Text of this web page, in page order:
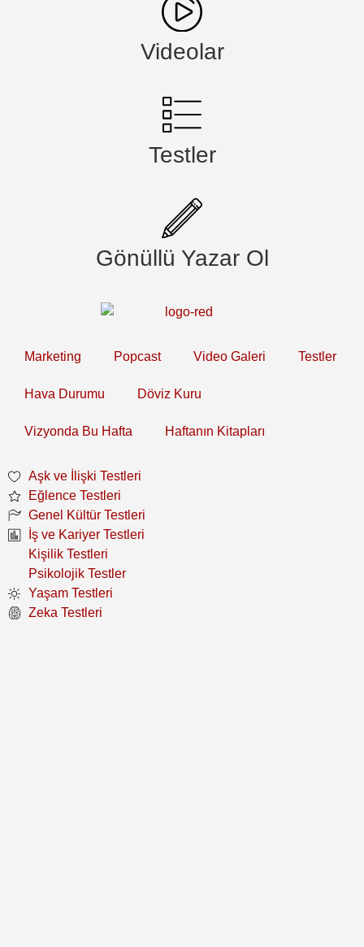
Videolar
Testler
Gönüllü Yazar Ol
Marketing Popcast Video Galeri Testler
Hava Durumu Döviz Kuru
Vizyonda Bu Hafta Haftanın Kitapları
Aşk ve İlişki Testleri
Eğlence Testleri
Genel Kültür Testleri
İş ve Kariyer Testleri
Kişilik Testleri
Psikolojik Testler
Yaşam Testleri
Zeka Testleri